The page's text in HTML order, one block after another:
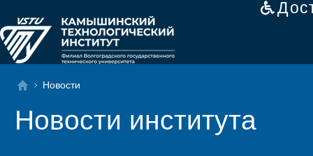
Новости
Новости института